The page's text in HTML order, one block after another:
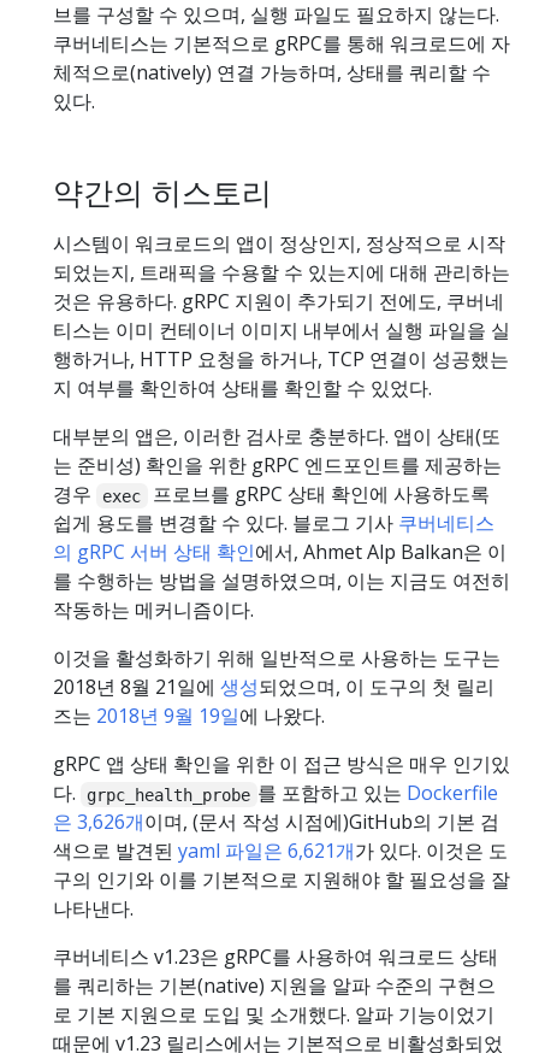
브를 구성할 수 있으며, 실행 파일도 필요하지 않는다.
쿠버네티스는 기본적으로 gRPC를 통해 워크로드에 자
체적으로(natively) 연결 가능하며, 상태를 쿼리할 수
있다.
약간의 히스토리
시스템이 워크로드의 앱이 정상인지, 정상적으로 시작
되었는지, 트래픽을 수용할 수 있는지에 대해 관리하는
것은 유용하다. gRPC 지원이 추가되기 전에도, 쿠버네
티스는 이미 컨테이너 이미지 내부에서 실행 파일을 실
행하거나, HTTP 요청을 하거나, TCP 연결이 성공했는
지 여부를 확인하여 상태를 확인할 수 있었다.
대부분의 앱은, 이러한 검사로 충분하다. 앱이 상태(또
는 준비성) 확인을 위한 gRPC 엔드포인트를 제공하는
경우
exec
프로브를 gRPC 상태 확인에 사용하도록
쉽게 용도를 변경할 수 있다. 블로그 기사 쿠버네티스
의 gRPC 서버 상태 확인에서, Ahmet Alp Balkan은 이
를 수행하는 방법을 설명하였으며, 이는 지금도 여전히
작동하는 메커니즘이다.
이것을 활성화하기 위해 일반적으로 사용하는 도구는
2018년 8월 21일에 생성되었으며, 이 도구의 첫 릴리
즈는 2018년 9월 19일에 나왔다.
gRPC 앱 상태 확인을 위한 이 접근 방식은 매우 인기있
다.
grpc_health_probe 를 포함하고 있는 Dockerfile
은 3,626개이며, (문서 작성 시점에)GitHub의 기본 검
색으로 발견된 yaml 파일은 6,621개가 있다. 이것은 도
구의 인기와 이를 기본적으로 지원해야 할 필요성을 잘
나타낸다.
쿠버네티스 v1.23은 gRPC를 사용하여 워크로드 상태
를 쿼리하는 기본(native) 지원을 알파 수준의 구현으
로 기본 지원으로 도입 및 소개했다. 알파 기능이었기
때문에 v1.23 릴리스에서는 기본적으로 비활성화되었